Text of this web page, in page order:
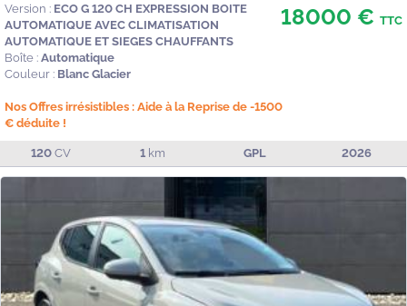
Version : ECO G 120 CH EXPRESSION BOITE
AUTOMATIQUE AVEC CLIMATISATION
AUTOMATIQUE ET SIEGES CHAUFFANTS
Boîte : Automatique
Couleur : Blanc Glacier
Nos Offres irrésistibles : Aide à la Reprise de -1500
€ déduite !
18000 € TTC
120 CV 1 km GPL 2026